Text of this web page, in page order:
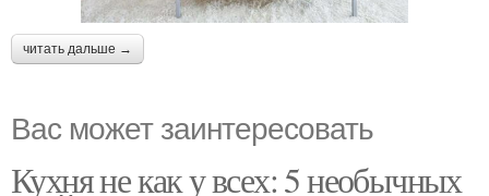
читать дальше →
Вас может заинтересовать
Кухня не как у всех: 5 необычных